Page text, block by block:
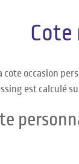
Cote
occasion
est calculé